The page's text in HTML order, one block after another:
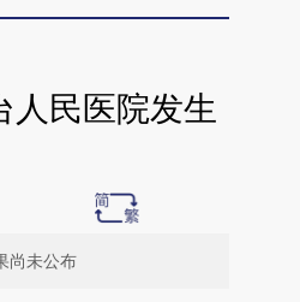
民医院发生
尚未公布